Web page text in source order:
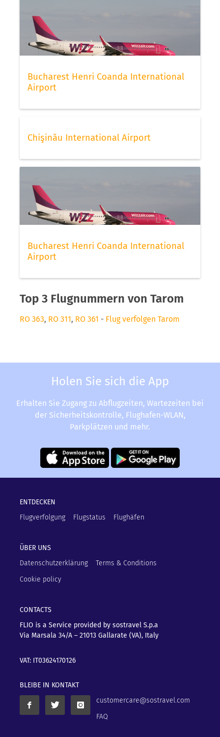
Bucharest Henri Coanda International
Airport
Chişinău International Airport
Bucharest Henri Coanda International
Airport
Top 3 Flugnummern von Tarom
RO 363, RO 311, RO 361 - Flug verfolgen Tarom
Holen Sie sich die App
Erhalten Sie Zugang zu Abflugzeiten, Wartezeiten bei
der Sicherheitskontrolle, Flughafen-WLAN,
Parkplätzen und mehr.
ENTDECKEN
Flugverfolgung
Flugstatus Flughäfen
ÜBER UNS
Datenschutzerklärung
Terms & Conditions
Cookie policy
CONTACTS
FLIO is a Service provided by sostravel S.p.a
Via Marsala 34/A – 21013 Gallarate (VA), Italy
VAT: IT03624170126
BLEIBE IN KONTAKT
customercare@sostravel.com
FAQ